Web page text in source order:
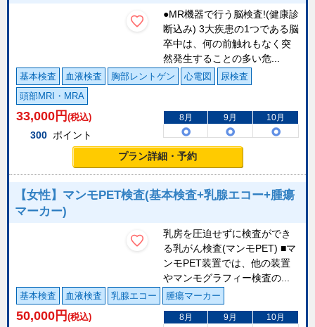
●MR機器で行う脳検査!(健康診
断込み) 3大疾患の1つである脳
卒中は、何の前触れもなく突
然発生することの多い危...
基本検査 血液検査 胸部レントゲン 心電図
尿検査
頭部MRI・MRA
33,000 円 (税込)
300 ポイント
8月 9月 10月
プラン詳細・予約
【女性】マンモPET検査(基本検査+乳腺エコー+腫瘍
マーカー)
乳房を圧迫せずに検査ができ
る乳がん検査(マンモPET) ■マ
ンモPET装置では、他の装置
やマンモグラフィー検査の...
基本検査 血液検査 乳腺エコー 腫瘍マーカー
50,000 円 (税込) 8月 9月 10月